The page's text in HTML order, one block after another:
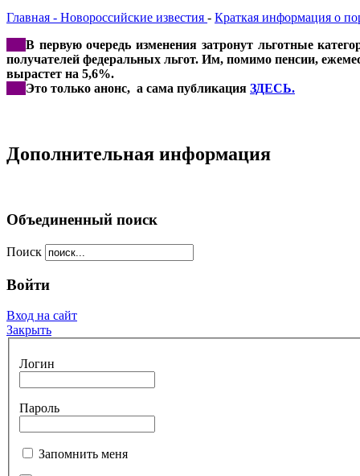
Главная - Новороссийские известия - Краткая информация о
В первую очередь изменения затронут льготные
получателей федеральных льгот. Им, помимо пенсии,
вырастет на 5,6%.
Это только анонс, а сама публикация ЗДЕСЬ.
Дополнительная информация
Объединенный поиск
Поиск
Войти
Вход на сайт
Закрыть
Логин
Пароль
Запомнить меня